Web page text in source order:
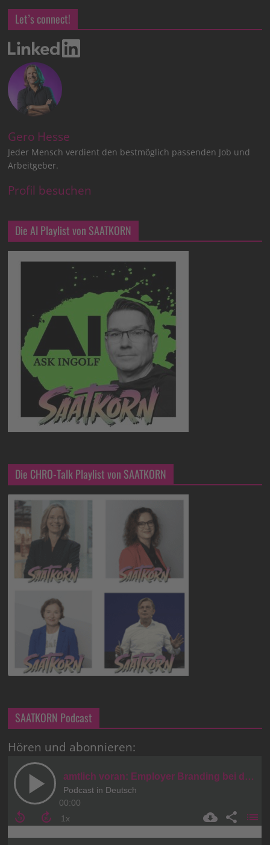
Let’s connect!
Gero Hesse
Jeder Mensch verdient den bestmöglich passenden Job und
Arbeitgeber.
Profil besuchen
Die AI Playlist von SAATKORN
Die CHRO-Talk Playlist von SAATKORN
SAATKORN Podcast
Hören und abonnieren: